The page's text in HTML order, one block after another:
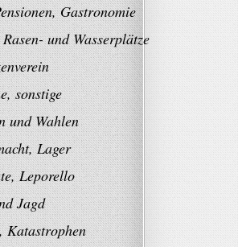
Gastronomie
und Wasserplätze
sonstige
und Wahlen
Lager
Leporello
Jagd
Katastrophen